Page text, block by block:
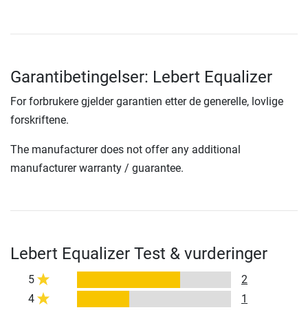
Garantibetingelser: Lebert Equalizer
For forbrukere gjelder garantien etter de generelle, lovlige
forskriftene.
The manufacturer does not offer any additional
manufacturer warranty / guarantee.
Lebert Equalizer Test & vurderinger
5
2
4
1